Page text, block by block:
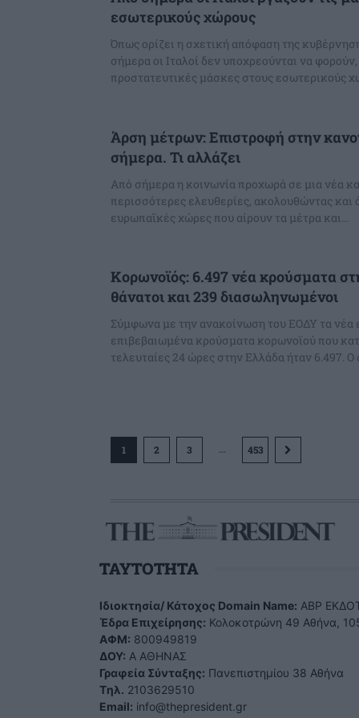
εσωτερικούς χώρους
Όπως ορίζει η σχετική απόφαση της
σήμερα οι Ιταλοί δεν υποχρεούνται να
προστατευτικές μάσκες στους εσωτερικούς
Άρση μέτρων: Επιστροφή στην
σήμερα. Τι αλλάζει
Από σήμερα η κοινωνία προχωρά σε μια νέα
περισσότερες ελευθερίες, ακολουθώντας και
ευρωπαϊκές χώρες που αίρουν τα μέτρα και...
Κορωνοϊός: 6.497 νέα κρούσματα
θάνατοι και 239 διασωληνωμένοι
Σύμφωνα με την ανακοίνωση του ΕΟΔΥ τα νέα
επιβεβαιωμένα κρούσματα κορωνοϊού που
1 2 3 ... 453
TAYTOTHTA
Ιδιοκτησία/ Κάτοχος Domain Name: ΑBP
Έδρα Επιχείρησης: Κολοκοτρώνη 49 Αθήνα,
ΑΦΜ: 800949819
ΔΟΥ: Α ΑΘΗΝΑΣ
Γραφεία Σύνταξης: Πανεπιστημίου 38 Αθήνα
Tηλ. 2103629510
Email: info@thepresident.gr